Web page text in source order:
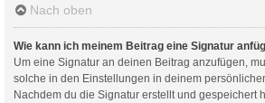
Nach oben
Wie kann ich meinem Beitrag eine Signatur
Um eine Signatur an deinen Beitrag anzufügen,
solche in den Einstellungen in deinem
Nachdem du die Signatur erstellt und gespeichert